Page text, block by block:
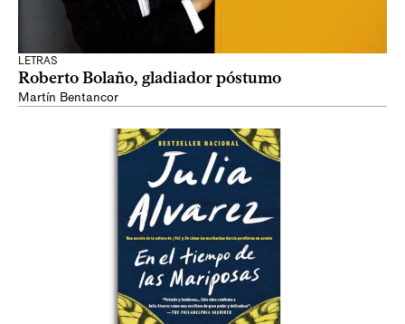
LETRAS
Roberto Bolaño, gladiador póstumo
Martín Bentancor